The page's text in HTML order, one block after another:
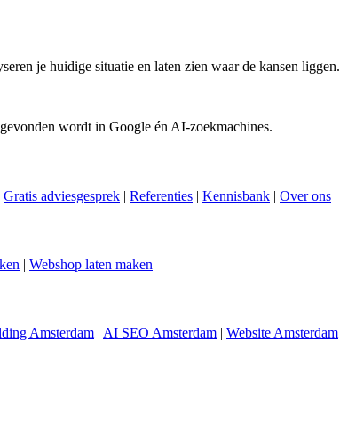
je huidige situatie en laten zien waar de kansen liggen.
wordt in Google én AI-zoekmachines.
Gratis adviesgesprek | Referenties | Kennisbank | Over ons |
| Webshop laten maken
Amsterdam | AI SEO Amsterdam | Website Amsterdam